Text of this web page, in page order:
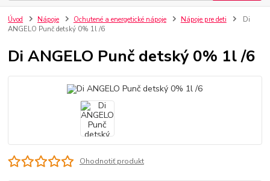
Úvod Nápoje Ochutené a energetické nápoje Nápoje pre deti
Di
ANGELO Punč detský 0% 1l /6
Di ANGELO Punč detský 0% 1l /6
Ohodnotiť produkt